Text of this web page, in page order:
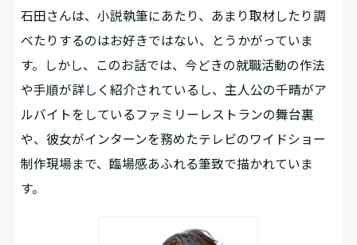
――石田さんは、小説執筆にあたり、あまり取材したり調
べたりするのはお好きではない、とうかがっていま
す。しかし、このお話では、今どきの就職活動の作法
や手順が詳しく紹介されているし、主人公の千晴がア
ルバイトをしているファミリーレストランの舞台裏
や、彼女がインターンを務めたテレビのワイドショー
制作現場まで、臨場感あふれる筆致で描かれていま
す。